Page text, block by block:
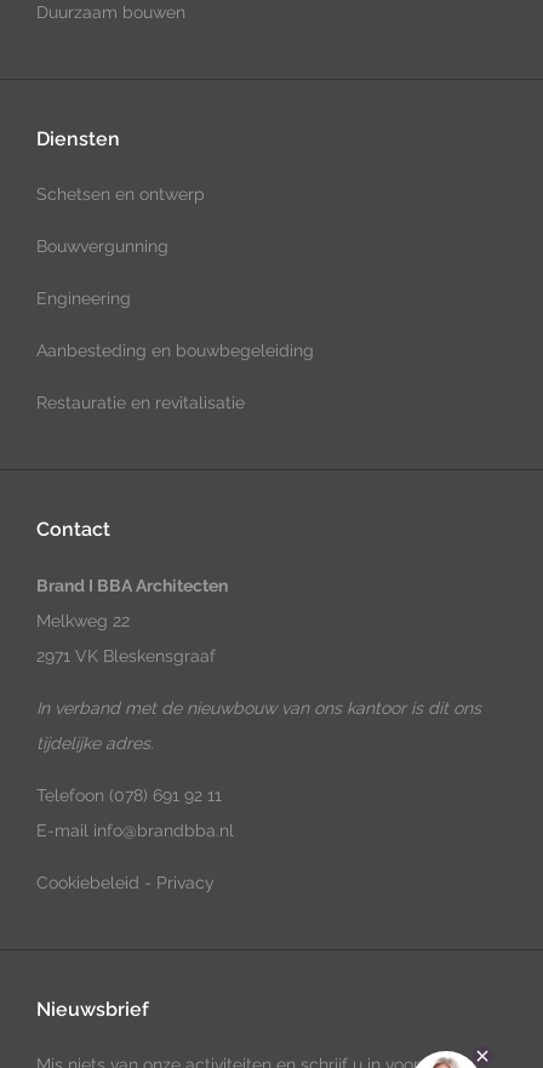
Duurzaam bouwen
Diensten
Schetsen en ontwerp
Bouwvergunning
Engineering
Aanbesteding en bouwbegeleiding
Restauratie en revitalisatie
Contact
Brand I BBA Architecten
Melkweg 22
2971 VK Bleskensgraaf
In verband met de nieuwbouw van ons kantoor is dit ons
tijdelijke adres.
Telefoon (078) 691 92 11
E-mail info@brandbba.nl
Cookiebeleid - Privacy
Nieuwsbrief